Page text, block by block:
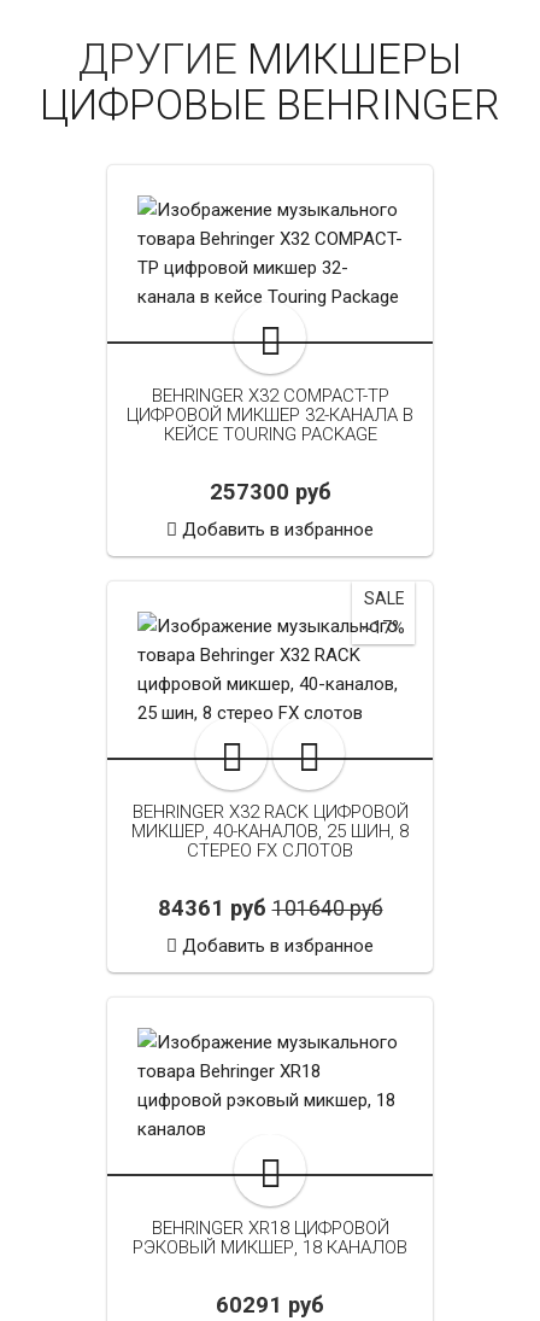
ДРУГИЕ МИКШЕРЫ
ЦИФРОВЫЕ BEHRINGER
BEHRINGER X32 COMPACT-TP
ЦИФРОВОЙ МИКШЕР 32-КАНАЛА В
КЕЙСЕ TOURING PACKAGE
257300 руб
Добавить в избранное
SALE
~17%
BEHRINGER X32 RACK ЦИФРОВОЙ
МИКШЕР, 40-КАНАЛОВ, 25 ШИН, 8
СТЕРЕО FX СЛОТОВ
84361 руб 101640 руб
Добавить в избранное
BEHRINGER XR18 ЦИФРОВОЙ
РЭКОВЫЙ МИКШЕР, 18 КАНАЛОВ
60291 руб